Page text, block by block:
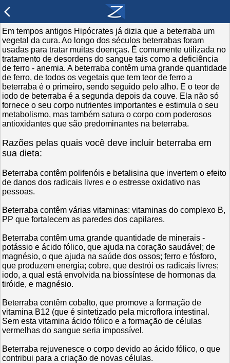
arrow_back_ios
Em tempos antigos Hipócrates já dizia que a beterraba um
vegetal da cura. Ao longo dos séculos beterrabas foram
usadas para tratar muitas doenças. É comumente utilizada no
tratamento de desordens do sangue tais como a deficiência
de ferro - anemia. A beterraba contêm uma grande quantidade
de ferro, de todos os vegetais que tem teor de ferro a
beterraba é o primeiro, sendo seguido pelo alho. E o teor de
iodo de beterraba é a segunda depois da couve. Ela não só
fornece o seu corpo nutrientes importantes e estimula o seu
metabolismo, mas também satura o corpo com poderosos
antioxidantes que são predominantes na beterraba.
Razões pelas quais você deve incluir beterraba em
sua dieta:
Beterraba contêm polifenóis e betalisina que invertem o efeito
de danos dos radicais livres e o estresse oxidativo nas
pessoas.
Beterraba contêm várias vitaminas: vitaminas do complexo B,
PP que fortalecem as paredes dos capilares.
Beterraba contêm uma grande quantidade de minerais -
potássio e ácido fólico, que ajuda na coração saudável; de
magnésio, o que ajuda na saúde dos ossos; ferro e fósforo,
que produzem energia; cobre, que destrói os radicais livres;
iodo, a qual está envolvida na biossíntese de hormonas da
tiróide, e magnésio.
Beterraba contêm cobalto, que promove a formação de
vitamina B12 (que é sintetizado pela microflora intestinal.
Sem esta vitamina ácido fólico e a formação de células
vermelhas do sangue seria impossível.
Beterraba rejuvenesce o corpo devido ao ácido fólico, o que
contribui para a criação de novas células.